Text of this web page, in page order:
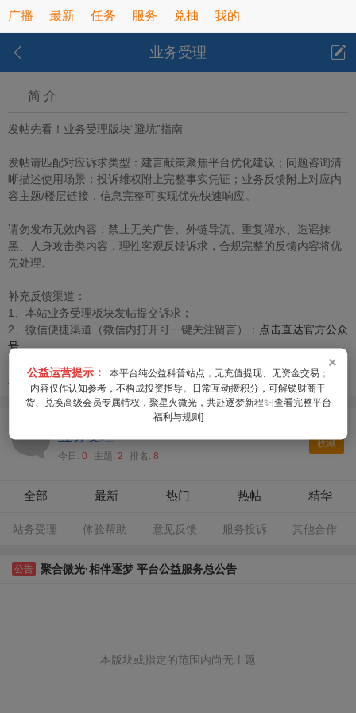
广播 最新 任务 服务 兑抽 我的
×
公益运营提示：
本平台纯公益科普站点，无充值提现、无资金交易；
内容仅作认知参考，不构成投资指导。日常互动攒积分，可解锁财商干
货、兑换高级会员专属特权，聚星火微光，共赴逐梦新程✨[查看完整平台
福利与规则]
业务受理
简 介
发帖先看！业务受理版块“避坑”指南
发帖请匹配对应诉求类型：建言献策聚焦平台优化建议；问题咨询清
晰描述使用场景；投诉维权附上完整事实凭证；业务反馈附上对应内
容主题/楼层链接，信息完整可实现优先快速响应。
请勿发布无效内容：禁止无关广告、外链导流、重复灌水、造谣抹
黑、人身攻击类内容，理性客观反馈诉求，合规完整的反馈内容将优
先处理。
补充反馈渠道：
1、本站业务受理板块发帖提交诉求；
2、微信便捷渠道（微信内打开可一键关注留言）： 点击直达官方公众
号
工作日所有反馈24小时内统一登记回复。
收藏
业务受理
今日: 0 主题: 2 排名: 8
全部 最新 热门 热帖 精华
站务受理 体验帮助 意见反馈 服务投诉 其他合作
公告 聚合微光·相伴逐梦 平台公益服务总公告
本版块或指定的范围内尚无主题